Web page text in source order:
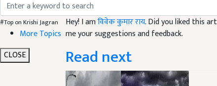
#Top on Krishi Jagran
More Topics
CLOSE
Hey! I am
me your suggestions and feedback.
Read next